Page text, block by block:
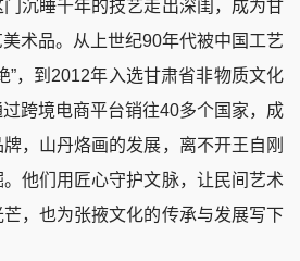
沉睡千年的技艺走出深闺，成为甘
术品。从上世纪90年代被中国工艺
”，到2012年入选甘肃省非物质文化
跨境电商平台销往40多个国家，成
，山丹烙画的发展，离不开王自刚
他们用匠心守护文脉，让民间艺术
，也为张掖文化的传承与发展写下